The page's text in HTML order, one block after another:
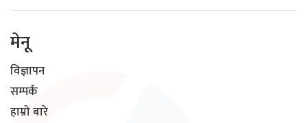
मेनू
विज्ञापन
सम्पर्क
हाम्रो बारे